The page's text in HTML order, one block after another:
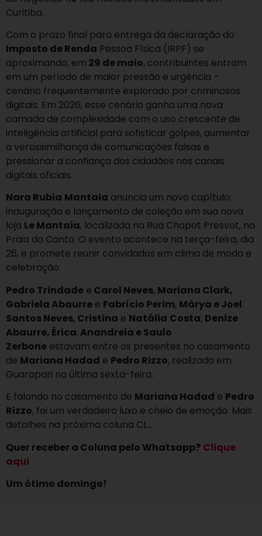
Curitiba.
Com o prazo final para entrega da declaração do
Imposto de Renda Pessoa Física (IRPF) se
aproximando, em 29 de maio, contribuintes entram
em um período de maior pressão e urgência –
cenário frequentemente explorado por criminosos
digitais. Em 2026, esse cenário ganha uma nova
camada de complexidade com o uso crescente de
inteligência artificial para sofisticar golpes, aumentar
a verossimilhança de comunicações falsas e
pressionar a confiança dos cidadãos nos canais
digitais oficiais.
Nara Rubia Mantaia anuncia um novo capítulo:
inauguração e lançamento de coleção em sua nova
loja Le Mantaia, localizada na Rua Chapot Presvot, na
Praia do Canto. O evento acontece na terça-feira, dia
26, e promete reunir convidados em clima de moda e
celebração.
Pedro Trindade e Carol Neves, Mariana Clark,
Gabriela Abaurre e Fabrício Perim, Márya e Joel
Santos Neves, Cristina e Natália Costa, Denize
Abaurre, Érica,Anandreia e Saulo
Zerbone estavam entre os presentes no casamento
de Mariana Hadad e Pedro Rizzo, realizado em
Guarapari na última sexta-feira.
E falando no casamento de Mariana Hadad e Pedro
Rizzo, foi um verdadeiro luxo e cheio de emoção. Mais
detalhes na próxima coluna CL…
Quer receber a Coluna pelo Whatsapp? Clique
aqui
Um ótimo domingo!